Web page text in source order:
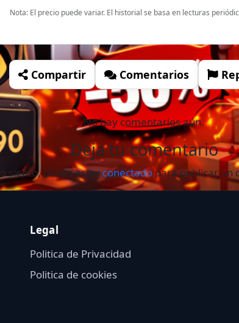
Nota: El precio puede variar. El historial se basa en lecturas
Compartir Comentarios
No hay comentarios aún.
Deja tu comentario
Lo siento, debes estarconectadopara publicar un
Legal
Politica de Privacidad
Politica de cookies